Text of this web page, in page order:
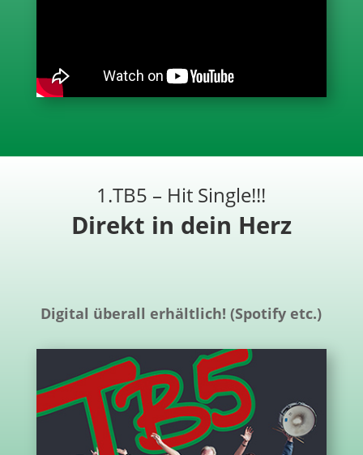
1.TB5 – Hit Single!!!
Direkt in dein Herz
Digital überall erhältlich! (Spotify etc.)